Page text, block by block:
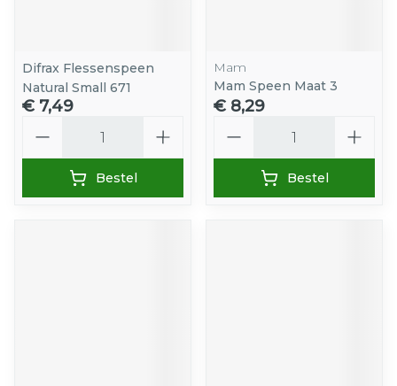
Difrax Flessenspeen
Natural Small 671
€ 7,49
Bestel
Mam
Mam Speen Maat 3
€ 8,29
Bestel